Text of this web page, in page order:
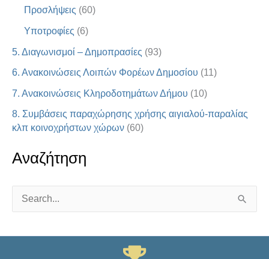
Προσλήψεις (60)
Υποτροφίες (6)
5. Διαγωνισμοί – Δημοπρασίες (93)
6. Ανακοινώσεις Λοιπών Φορέων Δημοσίου (11)
7. Ανακοινώσεις Κληροδοτημάτων Δήμου (10)
8. Συμβάσεις παραχώρησης χρήσης αιγιαλού-παραλίας
κλπ κοινοχρήστων χώρων (60)
Αναζήτηση
a